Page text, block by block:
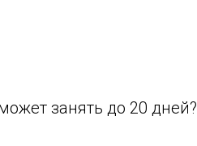
занять до 20 дней?